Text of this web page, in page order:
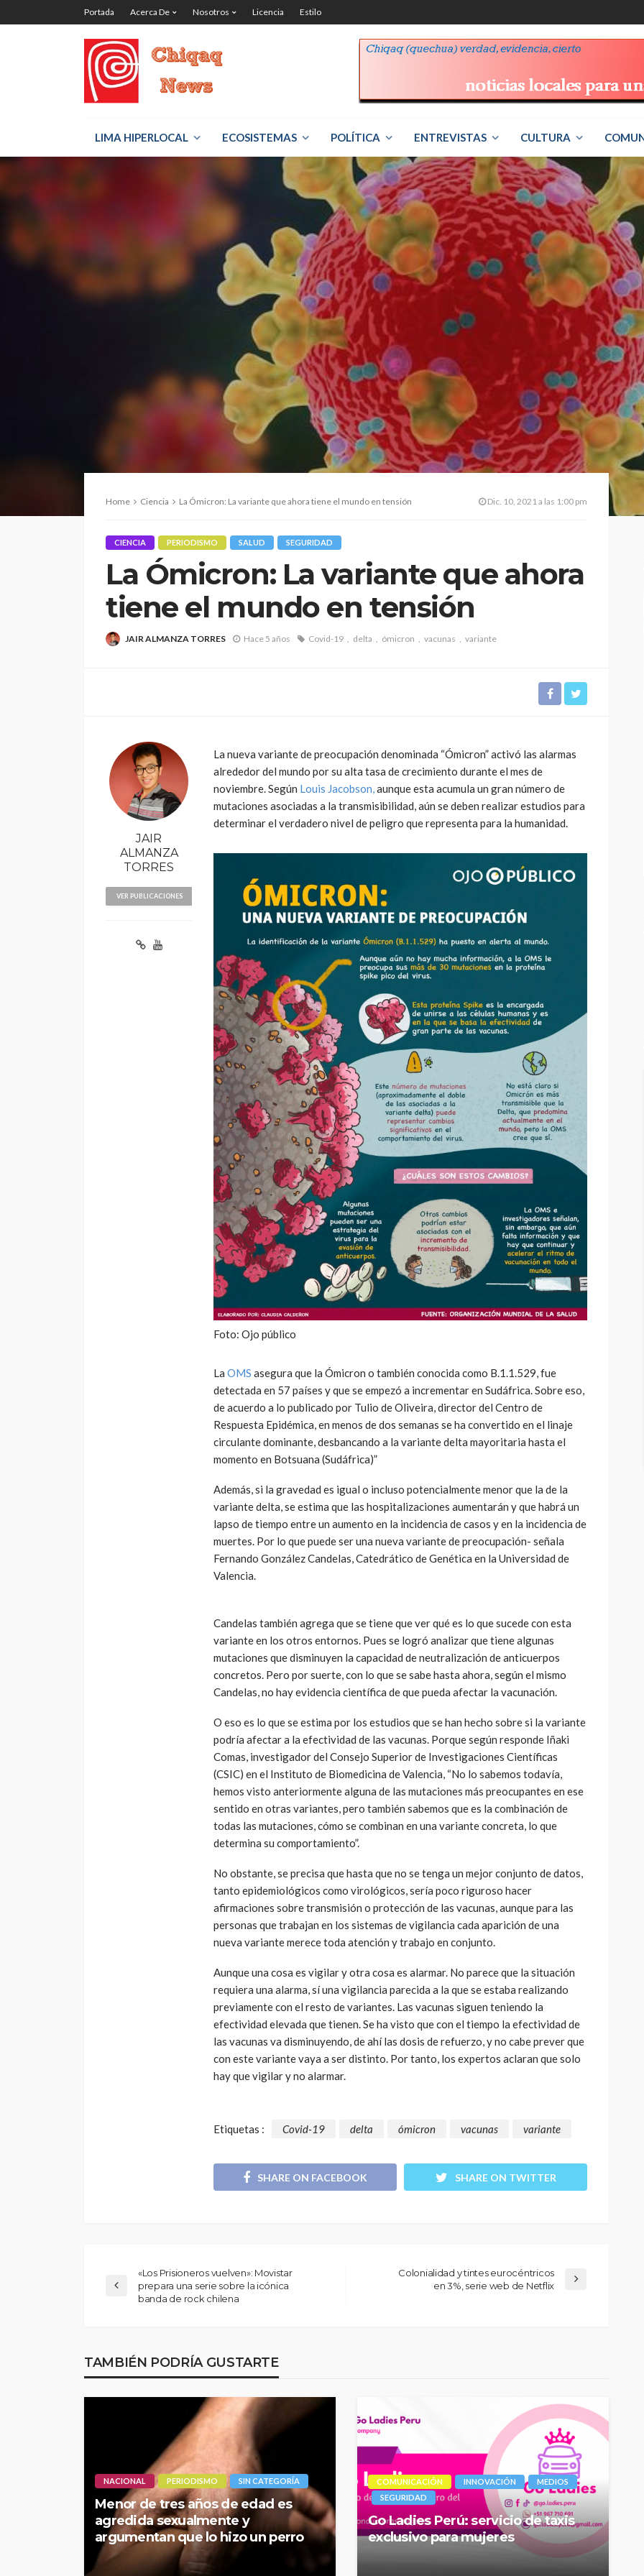
Portada Acerca De Nosotros Licencia Estilo
LIMA HIPERLOCAL ECOSISTEMAS POLÍTICA ENTREVISTAS CULTURA
Home Ciencia La Ómicron: La variante que ahora tiene el mundo en tensión Dic. 10, 2021 a las 1:00 pm
CIENCIA PERIODISMO SALUD SEGURIDAD
La Ómicron: La variante que ahora
tiene el mundo en tensión
JAIR ALMANZA TORRES Hace 5 años Covid-19 delta ómicron vacunas variante
La nueva variante de preocupación denominada “Ómicron” activó las alarmas
alrededor del mundo por su alta tasa de crecimiento durante el mes de
noviembre. Según Louis Jacobson,aunque esta acumula un gran número de
mutaciones asociadas a la transmisibilidad, aún se deben realizar estudios para
determinar el verdadero nivel de peligro que representa para la humanidad.
Foto: Ojo público
La OMS asegura que la Ómicron o también conocida como B.1.1.529, fue
detectada en 57 países y que se empezó a incrementar en Sudáfrica. Sobre eso,
de acuerdo a lo publicado por Tulio de Oliveira, director del Centro de
Respuesta Epidémica, en menos de dos semanas se ha convertido en el linaje
circulante dominante, desbancando a la variante delta mayoritaria hasta el
momento en Botsuana (Sudáfrica)”
Además, si la gravedad es igual o incluso potencialmente menor que la de la
variante delta, se estima que las hospitalizaciones aumentarán y que habrá un
lapso de tiempo entre un aumento en la incidencia de casos y en la incidencia de
muertes. Por lo que puede ser una nueva variante de preocupación- señala
Fernando González Candelas, Catedrático de Genética en la Universidad de
Valencia.
Candelas también agrega que se tiene que ver qué es lo que sucede con esta
variante en los otros entornos. Pues se logró analizar que tiene algunas
mutaciones que disminuyen la capacidad de neutralización de anticuerpos
concretos. Pero por suerte, con lo que se sabe hasta ahora, según el mismo
Candelas, no hay evidencia científica de que pueda afectar la vacunación.
O eso es lo que se estima por los estudios que se han hecho sobre si la variante
podría afectar a la efectividad de las vacunas. Porque según responde Iñaki
Comas, investigador del Consejo Superior de Investigaciones Científicas
(CSIC) en el Instituto de Biomedicina de Valencia, “No lo sabemos todavía,
hemos visto anteriormente alguna de las mutaciones más preocupantes en ese
sentido en otras variantes, pero también sabemos que es la combinación de
todas las mutaciones, cómo se combinan en una variante concreta, lo que
determina su comportamiento”.
No obstante, se precisa que hasta que no se tenga un mejor conjunto de datos,
tanto epidemiológicos como virológicos, sería poco riguroso hacer
afirmaciones sobre transmisión o protección de las vacunas, aunque para las
personas que trabajan en los sistemas de vigilancia cada aparición de una
nueva variante merece toda atención y trabajo en conjunto.
Aunque una cosa es vigilar y otra cosa es alarmar. No parece que la situación
requiera una alarma, sí una vigilancia parecida a la que se estaba realizando
previamente con el resto de variantes. Las vacunas siguen teniendo la
efectividad elevada que tienen. Se ha visto que con el tiempo la efectividad de
las vacunas va disminuyendo, de ahí las dosis de refuerzo, y no cabe prever que
con este variante vaya a ser distinto. Por tanto, los expertos aclaran que solo
hay que vigilar y no alarmar.
Etiquetas : Covid-19 delta ómicron vacunas variante
SHARE ON FACEBOOK SHARE ON TWITTER
JAIR
ALMANZA
TORRES
VER PUBLICACIONES
«Los Prisioneros vuelven»: Movistar
prepara una serie sobre la icónica
banda de rock chilena
Colonialidad y tintes eurocéntricos
en 3%, serie web de Netflix
TAMBIÉN PODRÍA GUSTARTE
NACIONAL PERIODISMO SIN CATEGORÍA
Menor de tres años de edad es
agredida sexualmente y
argumentan que lo hizo un perro
COMUNICACIÓN INNOVACIÓN
MEDIOS
SEGURIDAD
Go Ladies Perú: servicio de taxis
exclusivo para mujeres
POLÍTICA
Periodistas de TV Perú son
despedidos en nueva
CULTURA INNOVACIÓN TEATRO
El público como
protagonista en la
revitalización del teatro
peruano post pandemia